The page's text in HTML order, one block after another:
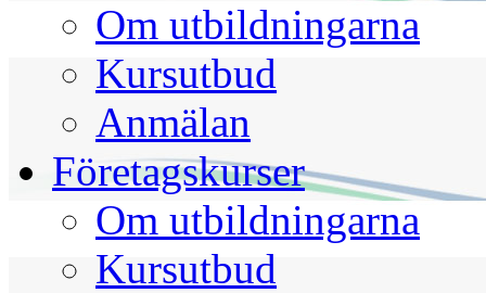
Om utbildningarna
Kursutbud
Anmälan
Företagskurser
Om utbildningarna
Kursutbud